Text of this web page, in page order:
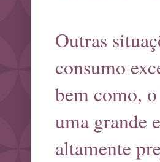
Outras
consumo
bem como,
uma grande
altamente